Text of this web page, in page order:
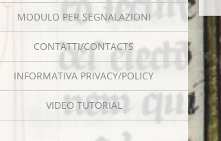
MODULO PER SEGNALAZIONI
CONTATTI/CONTACTS
INFORMATIVA PRIVACY/POLICY
VIDEO TUTORIAL